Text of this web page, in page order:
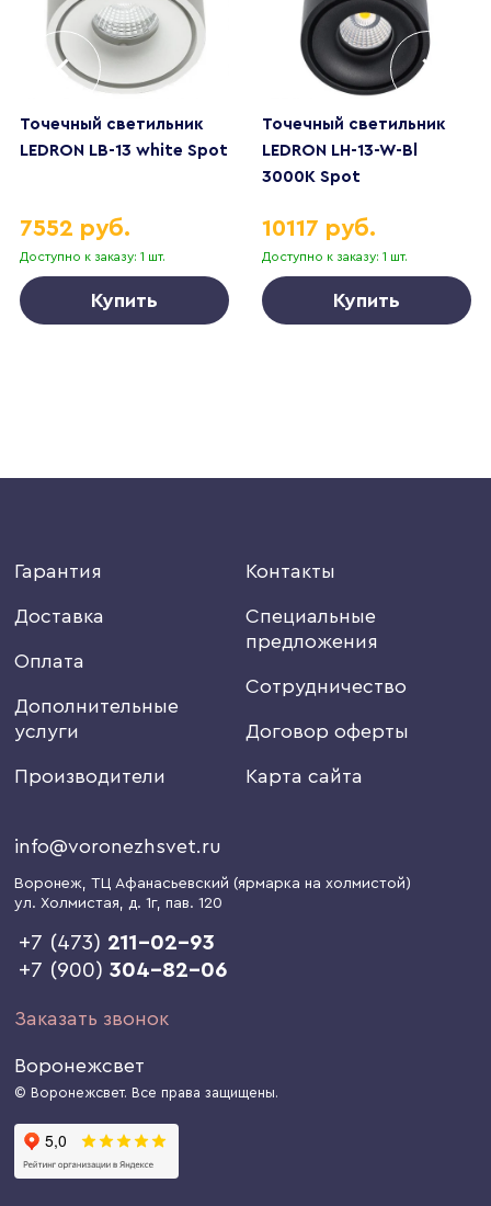
Точечный светильник
LEDRON LB-13 white Spot
Доступно к заказу: 1 шт.
7552 руб.
Купить
Точечный светильник
LEDRON LH-13-W-Bl
3000K Spot
Доступно к заказу: 1 шт.
10117 руб.
Купить
Гарантия
Доставка
Оплата
Дополнительные
услуги
Производители
Контакты
Специальные
предложения
Сотрудничество
Договор оферты
Карта сайта
info@voronezhsvet.ru
Воронеж, ТЦ Афанасьевский (ярмарка на холмистой)
ул. Холмистая, д. 1г, пав. 120
+7 (473) 211-02-93
+7 (900)304-82-06
Заказать звонок
Воронежсвет
© Воронежсвет. Все права защищены.